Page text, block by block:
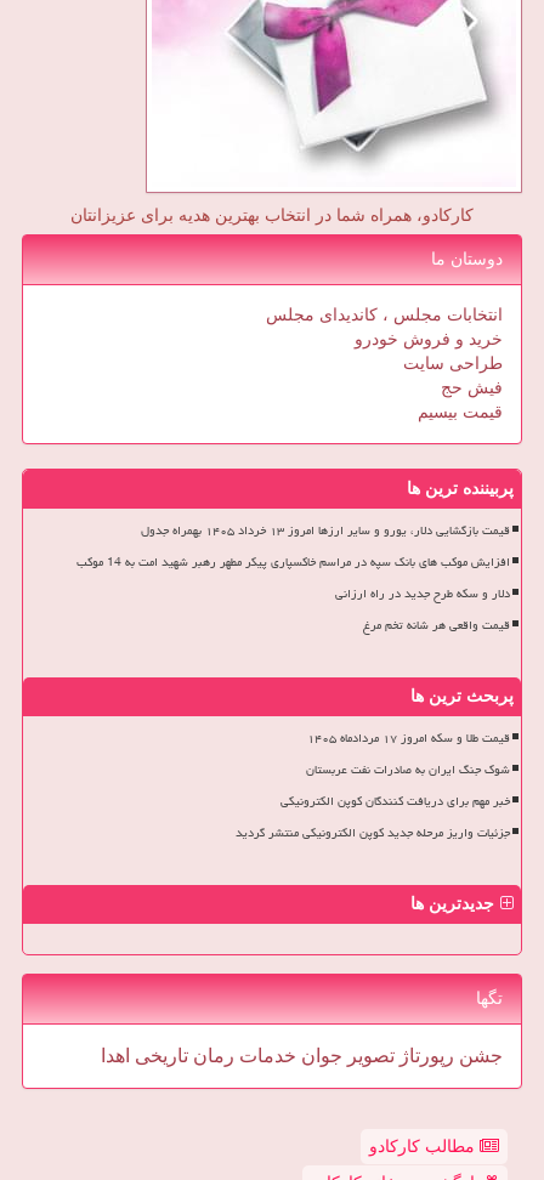
کارکادو، همراه شما در انتخاب بهترین هدیه برای عزیزانتان
دوستان ما
انتخابات مجلس ، کاندیدای مجلس
خرید و فروش خودرو
طراحی سایت
فیش حج
قیمت بیسیم
پربیننده ترین ها
قیمت بازگشایی دلار، یورو و سایر ارزها امروز ۱۳ خرداد ۱۴۰۵ بهمراه جدول
افزایش موکب های بانک سپه در مراسم خاکسپاری پیکر مطهر رهبر شهید امت به 14 موکب
دلار و سکه طرح جدید در راه ارزانی
قیمت واقعی هر شانه تخم مرغ
پربحث ترین ها
قیمت طلا و سکه امروز ۱۷ مردادماه ۱۴۰۵
شوک جنگ ایران به صادرات نفت عربستان
خبر مهم برای دریافت کنندگان کوپن الکترونیکی
جزئیات واریز مرحله جدید کوپن الکترونیکی منتشر گردید
جدیدترین ها
تگها
جشن رپورتاژ تصویر جوان خدمات رمان تاریخی اهدا
مطالب کارکادو